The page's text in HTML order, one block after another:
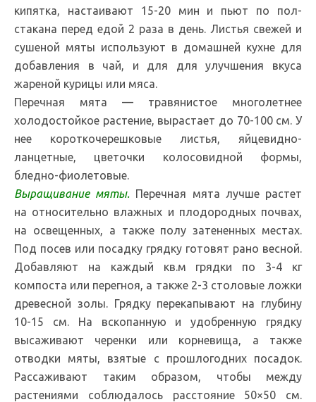
кипятка, настаивают 15-20 мин и пьют по пол-
стакана перед едой 2 раза в день. Листья свежей и
сушеной мяты используют в домашней кухне для
добавления в чай, и для для улучшения вкуса
жареной курицы или мяса.
Перечная мята — травянистое многолетнее
холодостойкое растение, вырастает до 70-100 см. У
нее короткочерешковые листья, яйцевидно-
ланцетные, цветочки колосовидной формы,
бледно-фиолетовые.
Выращивание мяты. Перечная мята лучше растет
на относительно влажных и плодородных почвах,
на освещенных, а также полу затененных местах.
Под посев или посадку грядку готовят рано весной.
Добавляют на каждый кв.м грядки по 3-4 кг
компоста или перегноя, а также 2-3 столовые ложки
древесной золы. Грядку перекапывают на глубину
10-15 см. На вскопанную и удобренную грядку
высаживают черенки или корневища, а также
отводки мяты, взятые с прошлогодних посадок.
Рассаживают таким образом, чтобы между
растениями соблюдалось расстояние 50×50 см.